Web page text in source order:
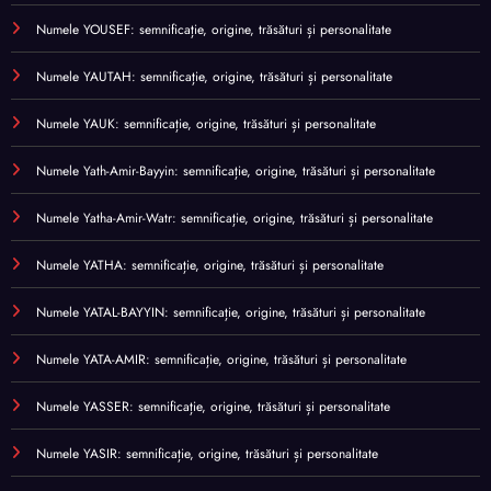
Numele YOUSEF: semnificație, origine, trăsături și personalitate
Numele YAUTAH: semnificație, origine, trăsături și personalitate
Numele YAUK: semnificație, origine, trăsături și personalitate
Numele Yath-Amir-Bayyin: semnificație, origine, trăsături și personalitate
Numele Yatha-Amir-Watr: semnificație, origine, trăsături și personalitate
Numele YATHA: semnificație, origine, trăsături și personalitate
Numele YATAL-BAYYIN: semnificație, origine, trăsături și personalitate
Numele YATA-AMIR: semnificație, origine, trăsături și personalitate
Numele YASSER: semnificație, origine, trăsături și personalitate
Numele YASIR: semnificație, origine, trăsături și personalitate